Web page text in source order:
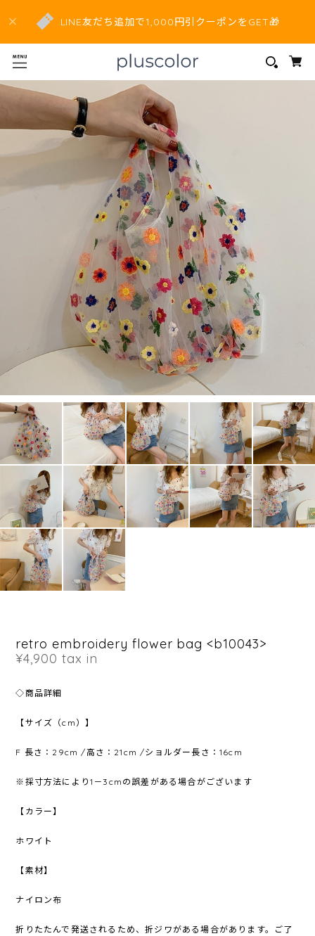
LINE友だち追加で1,000円引クーポンをGET🎁
retro embroidery flower bag <b10043>
¥4,900 tax in
◇商品詳細
【サイズ（cm）】
F 長さ：29cm /高さ：21cm /ショルダー長さ：16cm
※採寸方法により1－3cmの誤差がある場合がございます
【カラー】
ホワイト
【素材】
ナイロン布
折りたたんで発送されるため、折ジワがある場合があります。ご了